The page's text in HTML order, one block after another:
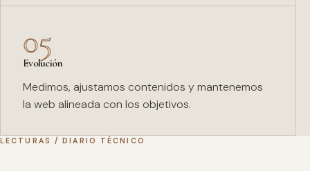
05
Evolución
Medimos, ajustamos contenidos y mantenemos
la web alineada con los objetivos.
LECTURAS / DIARIO TÉCNICO